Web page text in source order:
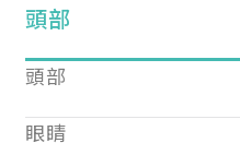
頭部
頭部
眼睛